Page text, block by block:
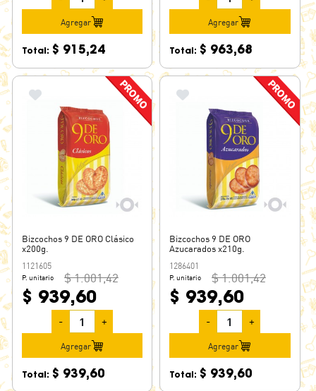
Agregar
Total: $ 915,24
Agregar
Total: $ 963,68
Bizcochos 9 DE ORO Clásico
x200g.
1121605
P. unitario $ 1.001,42
$ 939,60
- +
Agregar
Total: $ 939,60
Bizcochos 9 DE ORO
Azucarados x210g.
1286401
P. unitario $ 1.001,42
$ 939,60
- +
Agregar
Total: $ 939,60